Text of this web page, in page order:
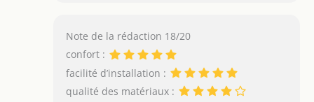
Note de la rédaction 18/20
confort :
facilité d’installation :
qualité des matériaux :